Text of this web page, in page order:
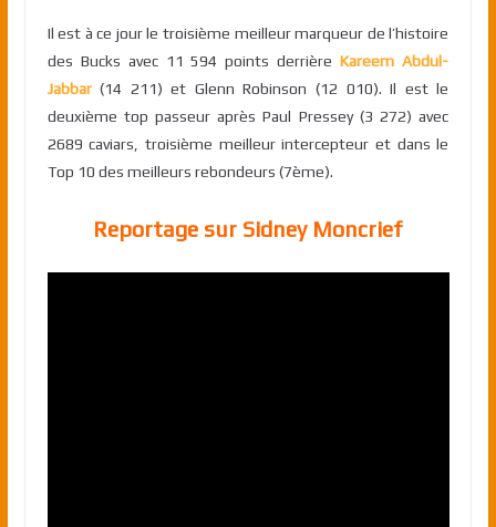
Il est à ce jour le troisième meilleur marqueur de l’histoire
des Bucks avec 11 594 points derrièreKareem Abdul-
Jabbar(14 211) et Glenn Robinson (12 010). Il est le
deuxième top passeur après Paul Pressey (3 272) avec
2689 caviars, troisième meilleur intercepteur et dans le
Top 10 des meilleurs rebondeurs (7ème).
Reportage sur Sidney Moncrief